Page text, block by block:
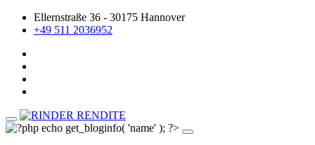
Ellernstraße 36 - 30175 Hannover
+49 511 2036952